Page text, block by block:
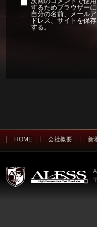
するためブラウザーに
自分の名前、メールア
ドレス、サイトを保存
する。
HOME 会社概要 新